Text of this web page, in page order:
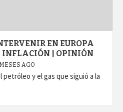
EN EUROPA
INFLACIÓN | OPINIÓN
AGO
petróleo y el gas que siguió a la